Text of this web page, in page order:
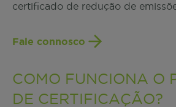
certificado de redução de
Fale connosco
COMO FUNCIONA O
DE CERTIFICAÇÃO?